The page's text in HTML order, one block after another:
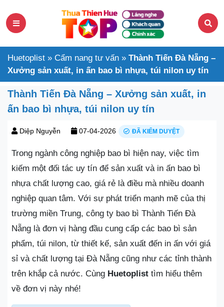
Huetoplist » Cẩm nang tư vấn » Thành Tiến Đà Nẵng –
Xưởng sản xuất, in ấn bao bì nhựa, túi nilon uy tín
Thành Tiến Đà Nẵng – Xưởng sản xuất, in
ấn bao bì nhựa, túi nilon uy tín
Diệp Nguyễn 07-04-2026 ĐÃ KIỂM DUYỆT
Trong ngành công nghiệp bao bì hiện nay, việc tìm
kiếm một đối tác uy tín để sản xuất và in ấn bao bì
nhựa chất lượng cao, giá rẻ là điều mà nhiều doanh
nghiệp quan tâm. Với sự phát triển mạnh mẽ của thị
trường miền Trung, công ty bao bì Thành Tiến Đà
Nẵng là đơn vị hàng đầu cung cấp các bao bì sản
phẩm, túi nilon, từ thiết kế, sản xuất đến in ấn với giá
sỉ và chất lượng tại Đà Nẵng cũng như các tỉnh thành
trên khắp cả nước. Cùng Huetoplist tìm hiểu thêm
về đơn vị này nhé!